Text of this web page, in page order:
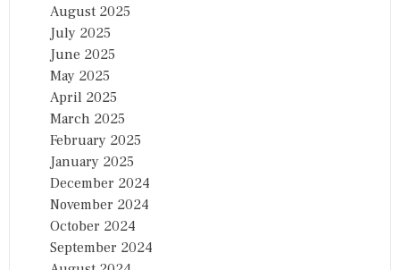
August 2025
July 2025
June 2025
May 2025
April 2025
March 2025
February 2025
January 2025
December 2024
November 2024
October 2024
September 2024